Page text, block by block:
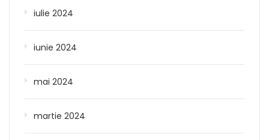
iulie 2024
iunie 2024
mai 2024
martie 2024